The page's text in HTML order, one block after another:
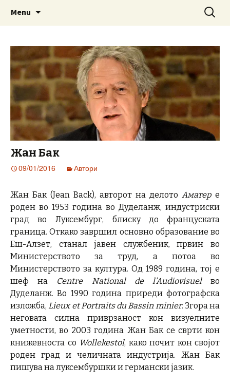
ПРОШЕТКА НИЗ ЕВРОПА
www.prosetkanizevropa.mk
Menu
content
Search
for:
Жан Бак
09/01/2016 Автори
Жан Бак (Jean Back), авторот на делото Аматер е
роден во 1953 година во Дуделанж, индустриски
град во Луксембург, блиску до француската
граница. Откако завршил основно образование во
Еш-Алзет, станал јавен службеник, првин во
Министерството за труд, а потоа во
Министерството за култура. Од 1989 година, тој е
шеф на Centre National de l’Audiovisuelво
Дуделанж. Во 1990 година приреди фотографска
изложба, Lieux et Portraits du Bassin minier. Згора на
неговата силна приврзаност кон визуелните
уметности, во 2003 година Жан Бак се сврти кон
книжевноста со Wollekestol, како почит кон својот
роден град и челичната индустрија. Жан Бак
пишува на луксембуршки и германски јазик.